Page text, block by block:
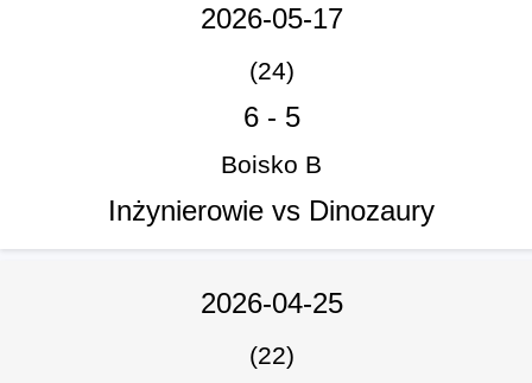
2026-05-17
(24)
6- 5
Boisko B
Inżynierowie vs Dinozaury
2026-04-25
(22)